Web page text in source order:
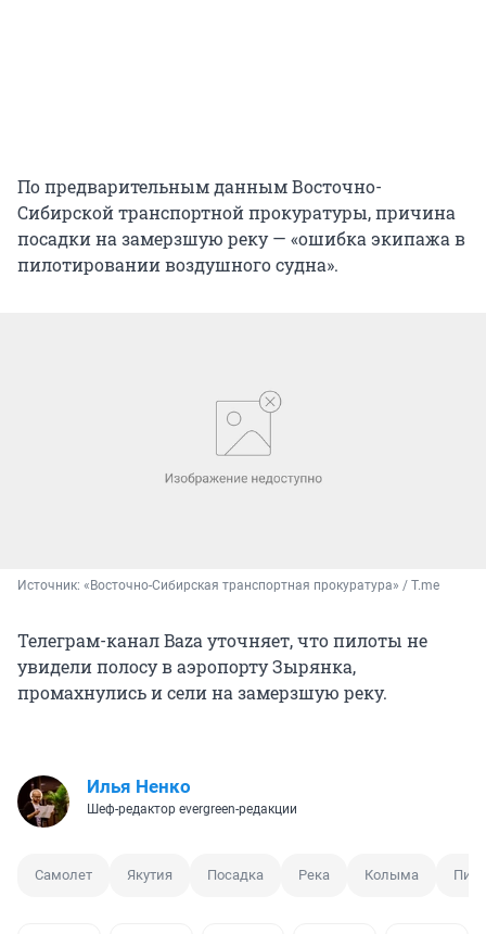
По предварительным данным Восточно-
Сибирской транспортной прокуратуры, причина
посадки на замерзшую реку — «ошибка экипажа в
пилотировании воздушного судна».
Источник: «Восточно-Сибирская транспортная прокуратура» / T.me
Телеграм-канал Baza уточняет, что пилоты не
увидели полосу в аэропорту Зырянка,
промахнулись и сели на замерзшую реку.
Илья Ненко
Шеф-редактор evergreen-редакции
Самолет Якутия Посадка Река Колыма